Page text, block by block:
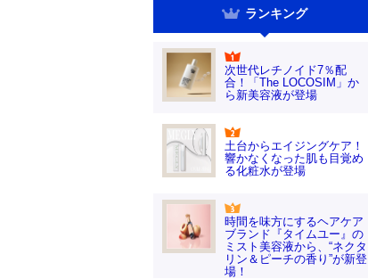
ランキング
次世代レチノイド7％配
合！「The LOCOSIM」か
ら新美容液が登場
土台からエイジングケア！
響かなくなった肌も目覚め
る化粧水が登場
時間を味方にするヘアケア
ブランド『タイムユー』の
ミスト美容液から、“ネクタ
リン＆ピーチの香り”が新登
場！